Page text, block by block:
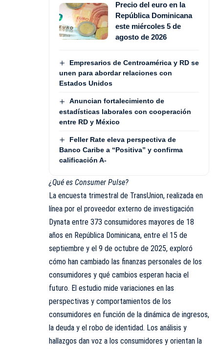
Precio del euro en la
República Dominicana
este miércoles 5 de
agosto de 2026
Empresarios de Centroamérica y RD se
unen para abordar relaciones con
Estados Unidos
Anuncian fortalecimiento de
estadísticas laborales con cooperación
entre RD y México
Feller Rate eleva perspectiva de
Banco Caribe a “Positiva” y confirma
calificación A-
¿Qué es Consumer Pulse?
La encuesta trimestral de TransUnion, realizada en
línea por el proveedor externo de investigación
Dynata entre 373 consumidores mayores de 18
años en República Dominicana, entre el 15 de
septiembre y el 9 de octubre de 2025, exploró
cómo han cambiado las finanzas personales de los
consumidores y qué cambios esperan hacia el
futuro. El estudio mide variaciones en las
perspectivas y comportamientos de los
consumidores en función de la dinámica de ingresos,
la deuda y el robo de identidad. Los análisis y
hallazgos dan voz a los consumidores y orientan la